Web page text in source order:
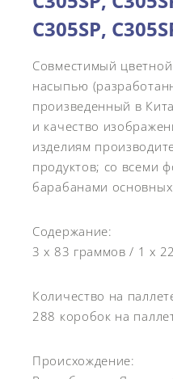
C305SP,
Совместимый
насыпью
произведенный в
и качество
изделиям
продуктов; со всеми
барабанами
Содержание:
3 x 83 граммов / 1 x
Количество на
288 коробок на
Происхождение: